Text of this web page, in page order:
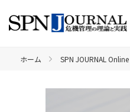
ホーム SPN JOURNAL Online